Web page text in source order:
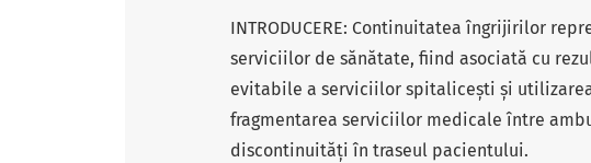
INTRODUCERE: Continuitatea îngrijirilor
serviciilor de sănătate, fiind asociată cu
evitabile a serviciilor spitalicești și
fragmentarea serviciilor medicale între
discontinuități în traseul pacientului.